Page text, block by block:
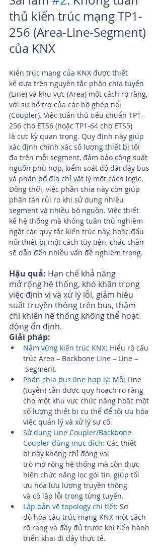
thủ kiến trúc mạng TP1-
256 (Area-Line-Segment)
của KNX
Kiến trúc mạng của KNX được thiết
kế dựa trên nguyên tắc phân chia tuyến
(Line) và khu vực (Area) một cách rõ ràng,
với sự hỗ trợ của các bộ ghép nối
(Coupler). Việc tuân thủ tiêu chuẩn TP1-
256 cho ETS6 (hoặc TP1-64 cho ETS5)
là cực kỳ quan trọng. Quy định này giúp
xác định chính xác số lượng thiết bị tối
đa trên mỗi segment, đảm bảo công suất
nguồn phù hợp, kiểm soát độ dài dây bus
và phân bổ địa chỉ vật lý một cách logic.
Đồng thời, việc phân chia này còn giúp
phân tán rủi ro khi sử dụng nhiều
segment và nhiều bộ nguồn. Việc thiết
kế hệ thống mà không tuân thủ nghiêm
ngặt các quy tắc kiến trúc này, hoặc đấu
nối thiết bị một cách tùy tiện, chắc chắn
sẽ dẫn đến nhiều vấn đề nghiêm trọng.
Hậu quả: Hạn chế khả năng
mở rộng hệ thống, khó khăn trong
việc định vị và xử lý lỗi, giảm hiệu
suất truyền thông trên bus, thậm
chí khiến hệ thống không thể hoạt
động ổn định.
Giải pháp:
Nắm vững kiến trúc KNX: Hiểu rõ cấu
trúc Area – Backbone Line – Line –
Segment.
Phân chia bus line hợp lý: Mỗi Line
(tuyến) cần được quy hoạch rõ ràng
cho một khu vực chức năng hoặc một
số lượng thiết bị cụ thể để tối ưu hóa
việc quản lý và xử lý sự cố.
Sử dụng Line Coupler/Backbone
Coupler đúng mục đích: Các thiết
bị này không chỉ đóng vai
trò mở rộng hệ thống mà còn thực
hiện chức năng lọc gói tin, giúp tối
ưu hóa lưu lượng truyền thông
và cô lập lỗi trong từng tuyến.
Lập bản vẽ topology chi tiết: Sơ
đồ hóa cấu trúc mạng KNX một cách
rõ ràng và đầy đủ trước khi tiến hành
triển khai đi dây thực tế.